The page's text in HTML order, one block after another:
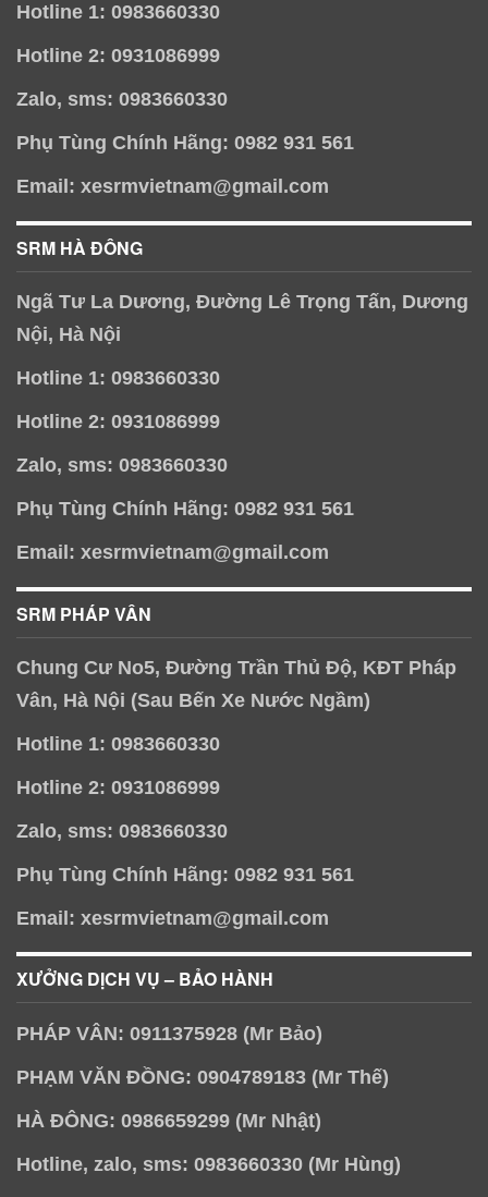
Hotline 1: 0983660330
Hotline 2: 0931086999
Zalo, sms: 0983660330
Phụ Tùng Chính Hãng: 0982 931 561
Email: xesrmvietnam@gmail.com
SRM HÀ ĐÔNG
Ngã Tư La Dương, Đường Lê Trọng Tấn, Dương
Nội, Hà Nội
Hotline 1: 0983660330
Hotline 2: 0931086999
Zalo, sms: 0983660330
Phụ Tùng Chính Hãng: 0982 931 561
Email: xesrmvietnam@gmail.com
SRM PHÁP VÂN
Chung Cư No5, Đường Trần Thủ Độ, KĐT Pháp
Vân, Hà Nội (Sau Bến Xe Nước Ngầm)
Hotline 1: 0983660330
Hotline 2: 0931086999
Zalo, sms: 0983660330
Phụ Tùng Chính Hãng: 0982 931 561
Email: xesrmvietnam@gmail.com
XƯỞNG DỊCH VỤ – BẢO HÀNH
PHÁP VÂN: 0911375928 (Mr Bảo)
PHẠM VĂN ĐỒNG: 0904789183 (Mr Thế)
HÀ ĐÔNG: 0986659299 (Mr Nhật)
Hotline, zalo, sms: 0983660330 (Mr Hùng)